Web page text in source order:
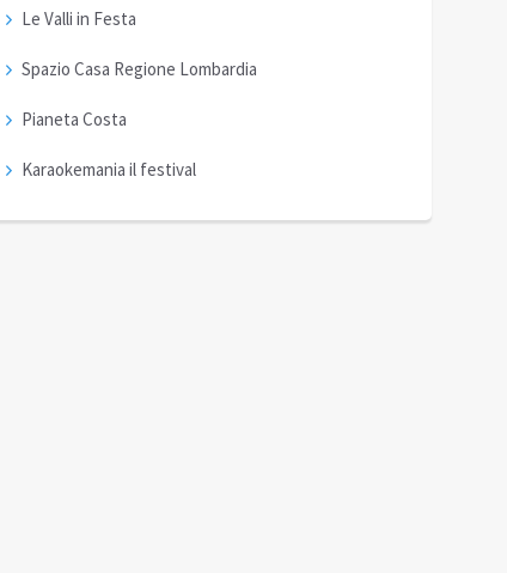
Le Valli in Festa
Spazio Casa Regione Lombardia
Pianeta Costa
Karaokemania il festival